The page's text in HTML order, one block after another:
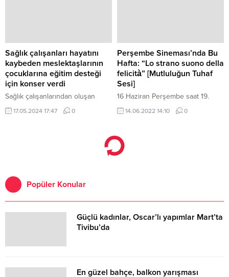
Sağlık çalışanları hayatını
kaybeden meslektaşlarının
çocuklarına eğitim desteği
için konser verdi
Sağlık çalışanlarından oluşan
koro, Türk sanat müziği, Türk halk
müziği ve pop müziğin sevilen
17.05.2024 17:47 0
Perşembe Sineması’nda Bu
Hafta: “Lo strano suono della
felicità” [Mutluluğun Tuhaf
Sesi]
16 Haziran Perşembe saat 19.
14.06.2022 14:10 0
Popüler Konular
Güçlü kadınlar, Oscar’lı yapımlar Mart’ta
Tivibu’da
En güzel bahçe, balkon yarışması